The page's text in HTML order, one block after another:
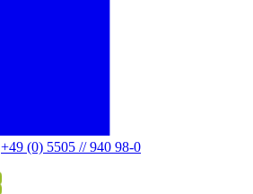
+49 (0) 5505 // 940 98-0